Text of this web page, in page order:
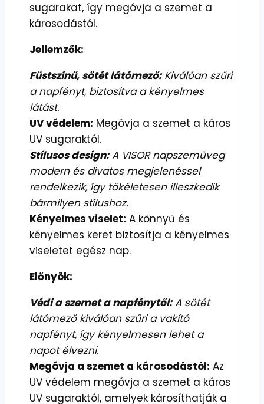
sugarakat, így megóvja a szemet a
károsodástól.
Jellemzők:
Füstszínű, sötét látómező:Kiválóan szűri
a napfényt, biztosítva a kényelmes
látást.
UV védelem: Megóvja a szemet a káros
UV sugaraktól.
Stílusos design:A VISOR napszemüveg
modern és divatos megjelenéssel
rendelkezik, így tökéletesen illeszkedik
bármilyen stílushoz.
Kényelmes viselet: A könnyű és
kényelmes keret biztosítja a kényelmes
viseletet egész nap.
Előnyök:
Védi a szemet a napfénytől:A sötét
látómező kiválóan szűri a vakító
napfényt, így kényelmesen lehet a
napot élvezni.
Megóvja a szemet a károsodástól: Az
UV védelem megóvja a szemet a káros
UV sugaraktól, amelyek károsíthatják a